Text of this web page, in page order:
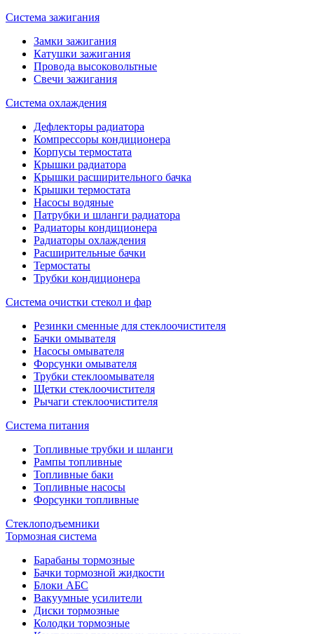
Система зажигания
Замки зажигания
Катушки зажигания
Провода высоковольтные
Свечи зажигания
Система охлаждения
Дефлекторы радиатора
Компрессоры кондиционера
Корпусы термостата
Крышки радиатора
Крышки расширительного бачка
Крышки термостата
Насосы водяные
Патрубки и шланги радиатора
Радиаторы кондиционера
Радиаторы охлаждения
Расширительные бачки
Термостаты
Трубки кондиционера
Система очистки стекол и фар
Резинки сменные для стеклоочистителя
Бачки омывателя
Насосы омывателя
Форсунки омывателя
Трубки стеклоомывателя
Щетки стеклоочистителя
Рычаги стеклоочистителя
Система питания
Топливные трубки и шланги
Рампы топливные
Топливные баки
Топливные насосы
Форсунки топливные
Стеклоподъемники
Тормозная система
Барабаны тормозные
Бачки тормозной жидкости
Блоки АБС
Вакуумные усилители
Диски тормозные
Колодки тормозные